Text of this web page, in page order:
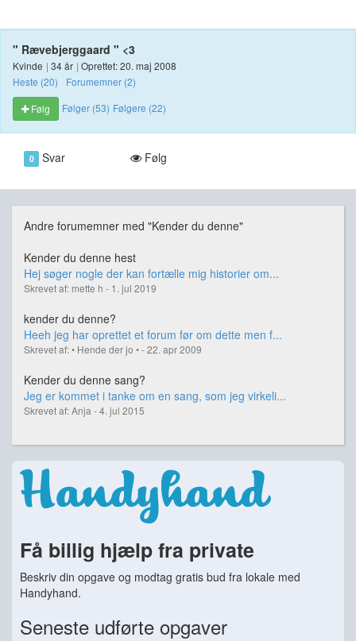
" Rævebjerggaard " <3
Kvinde | 34 år | Oprettet: 20. maj 2008
Heste (20)
Forumemner (2)
Følg
Følger (53) Følgere (22)
0 Svar Følg
Andre forumemner med "Kender du denne"
Kender du denne hest
Hej søger nogle der kan fortælle mig historier om...
Skrevet af: mette h - 1. jul 2019
kender du denne?
Heeh jeg har oprettet et forum før om dette men f...
Skrevet af: • Hende der jo • - 22. apr 2009
Kender du denne sang?
Jeg er kommet i tanke om en sang, som jeg virkeli...
Skrevet af: Anja - 4. jul 2015
Få billig hjælp fra private
Beskriv din opgave og modtag gratis bud fra lokale med
Handyhand.
Seneste udførte opgaver